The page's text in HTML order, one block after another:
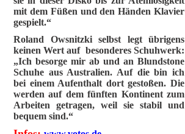
mit dem Füßen und den Händen Klavier
gespielt.“
Roland Owsnitzki selbst legt übrigens
keinen Wert auf besonderes Schuhwerk:
„Ich besorge mir ab und an Blundstone
Schuhe aus Australien. Auf die bin ich
bei einem Aufenthalt dort gestoßen. Die
werden auf dem fünften Kontinent zum
Arbeiten getragen, weil sie stabil und
bequem sind.“